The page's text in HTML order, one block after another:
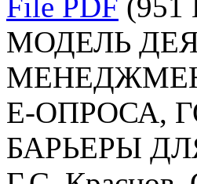
МОДЕЛЬ
E-ОПРОСА,
БАРЬЕРЫ